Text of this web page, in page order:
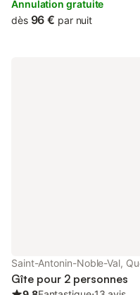
Annulation gratuite
dès 96 € par nuit
Saint-Antonin-Noble-Val,
Gîte pour 2 personnes